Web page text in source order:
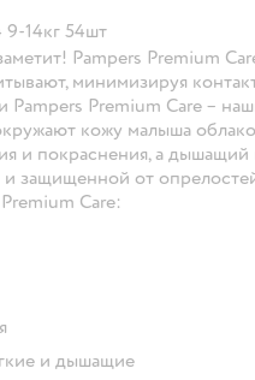
9-14кг 54шт
Pampers Premium
минимизируя
Pampers Premium Care –
кожу малыша
и покраснения, а
и защищенной от
Care:
и дышащие